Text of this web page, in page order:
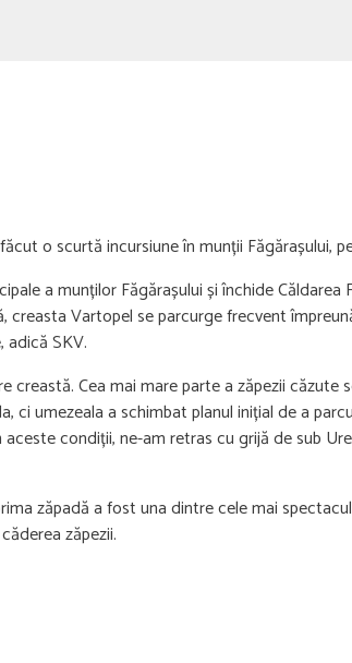
o scurtă incursiune în munții Făgărașului,
a munților Făgărașului și închide Căldarea
Vartopel se parcurge frecvent
adică SKV.
Cea mai mare parte a zăpezii căzute
umezeala a schimbat planul inițial de a
condiții, ne-am retras cu grijă de sub
zăpadă a fost una dintre cele mai
zăpezii.